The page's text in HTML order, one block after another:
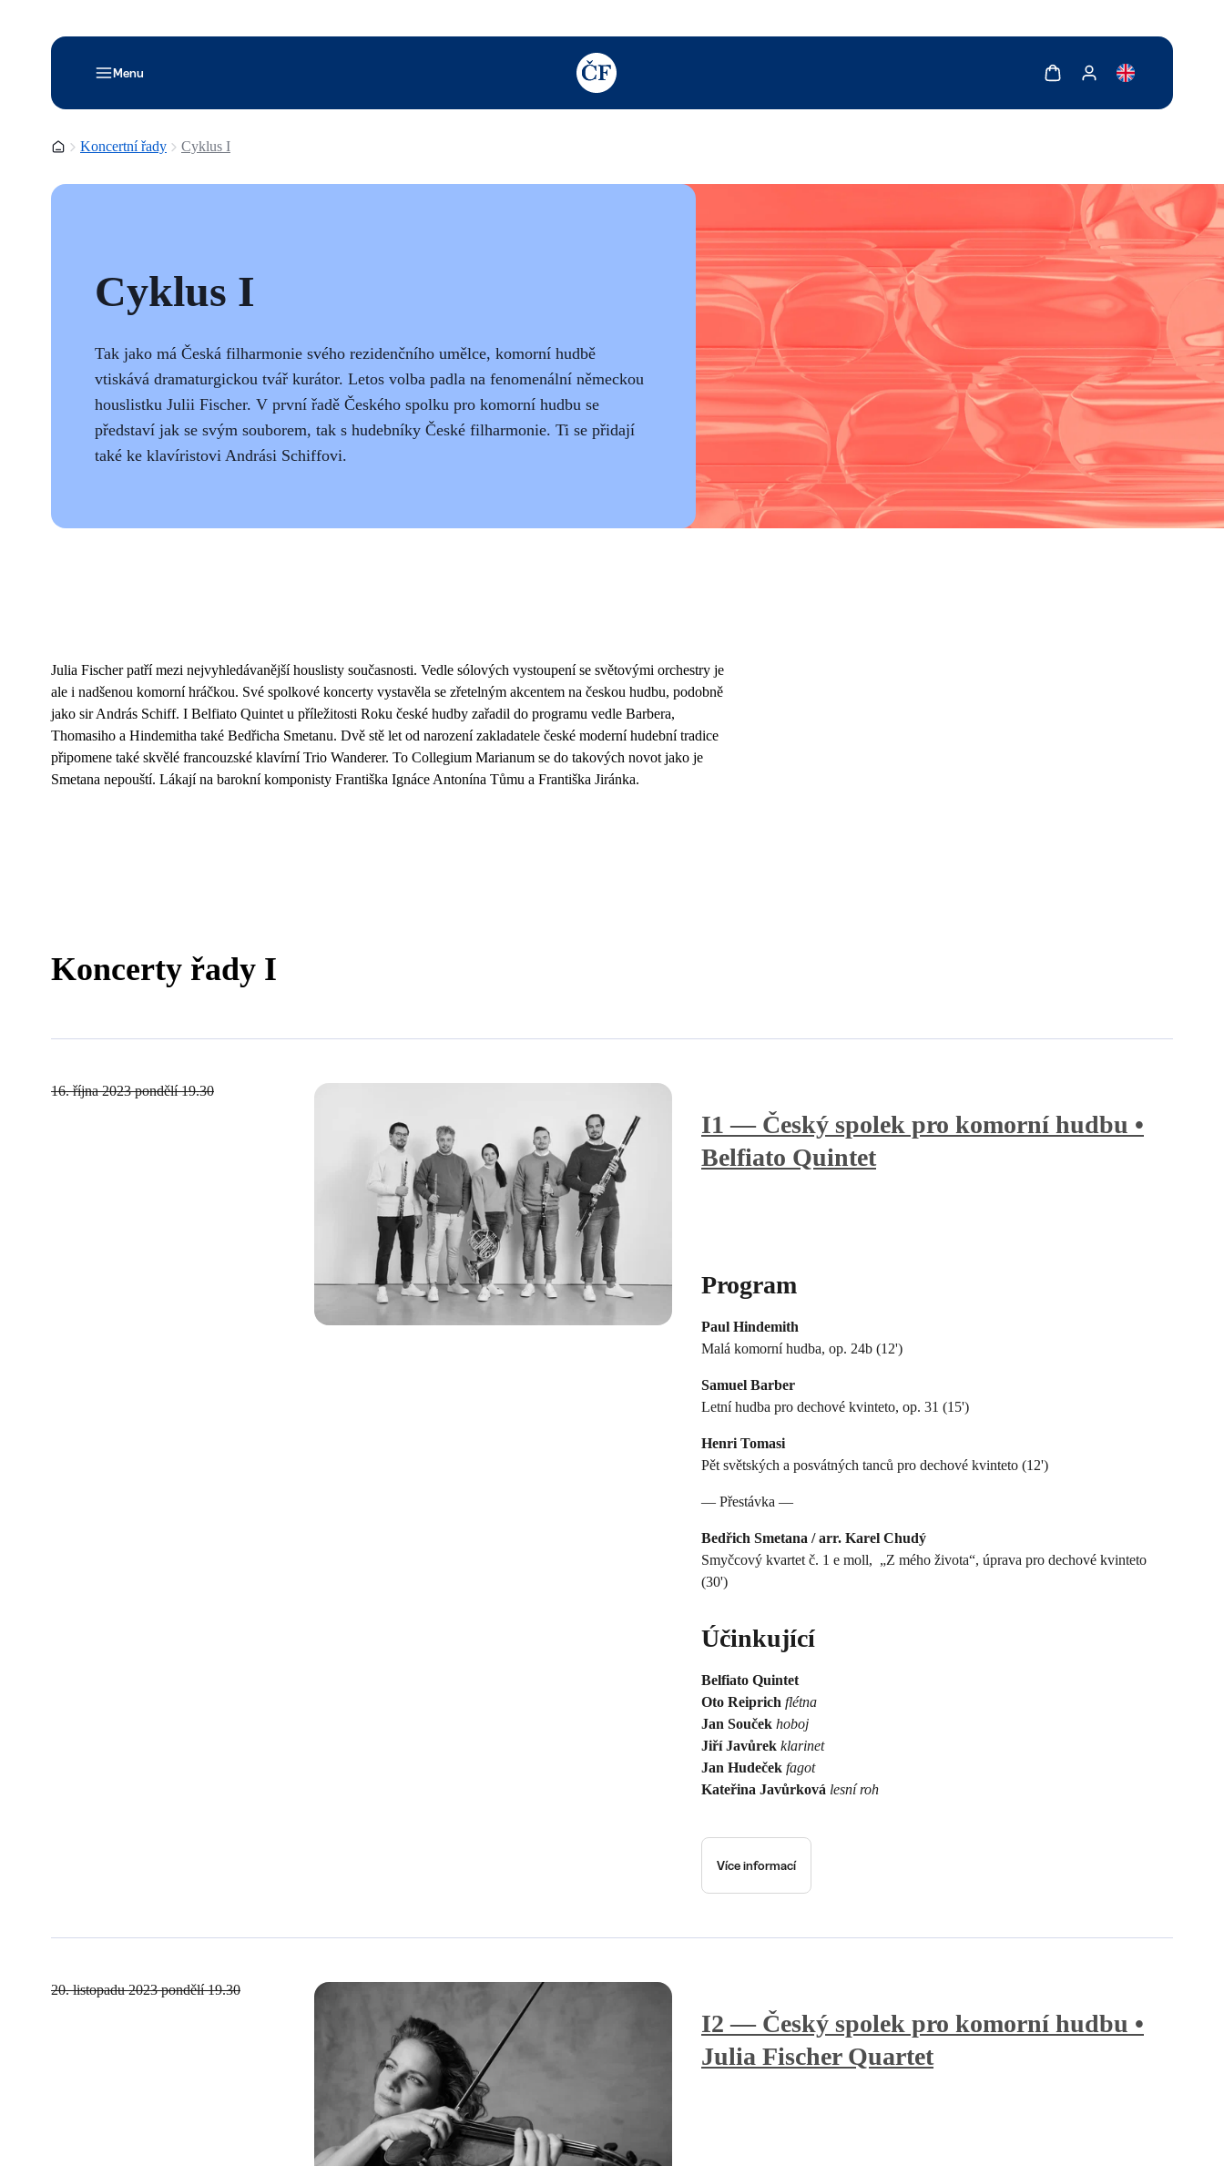
Menu
TODO: Add description for reader
Zobrazit košíkZobrazit můj účet
Domovská stránka
Koncertní řady Cyklus I
Cyklus I
Tak jako má Česká filharmonie svého rezidenčního umělce, komorní hudbě
vtiskává dramaturgickou tvář kurátor. Letos volba padla na fenomenální německou
houslistku Julii Fischer. V první řadě Českého spolku pro komorní hudbu se
představí jak se svým souborem, tak s hudebníky České filharmonie. Ti se přidají
také ke klavíristovi Andrási Schiffovi.
Julia Fischer patří mezi nejvyhledávanější houslisty současnosti. Vedle sólových vystoupení se světovými orchestry je
ale i nadšenou komorní hráčkou. Své spolkové koncerty vystavěla se zřetelným akcentem na českou hudbu, podobně
jako sir András Schiff. I Belfiato Quintet u příležitosti Roku české hudby zařadil do programu vedle Barbera,
Thomasiho a Hindemitha také Bedřicha Smetanu. Dvě stě let od narození zakladatele české moderní hudební tradice
připomene také skvělé francouzské klavírní Trio Wanderer. To Collegium Marianum se do takových novot jako je
Smetana nepouští. Lákají na barokní komponisty Františka Ignáce Antonína Tůmu a Františka Jiránka.
Koncerty řady I
I1 — Český spolek pro komorní hudbu •
Belfiato Quintet
Program
Paul Hindemith
Malá komorní hudba, op. 24b (12')
Samuel Barber
Letní hudba pro dechové kvinteto, op. 31 (15')
Henri Tomasi
Pět světských a posvátných tanců pro dechové kvinteto (12')
— Přestávka —
Bedřich Smetana / arr. Karel Chudý
Smyčcový kvartet č. 1 e moll, „Z mého života“, úprava pro dechové kvinteto
(30')
Účinkující
Belfiato Quintet
Oto Reiprich flétna
Jan Souček hoboj
Jiří Javůrek klarinet
Jan Hudeček fagot
Kateřina Javůrková lesní roh
16. října 2023 pondělí 19.30
Více informací
I2 — Český spolek pro komorní hudbu •
Julia Fischer Quartet
20. listopadu 2023 pondělí 19.30